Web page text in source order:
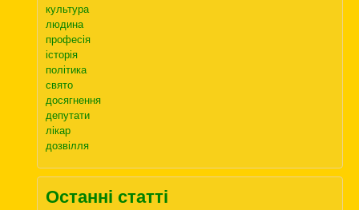
культура
людина
професія
історія
політика
свято
досягнення
депутати
лікар
дозвілля
Останні статті